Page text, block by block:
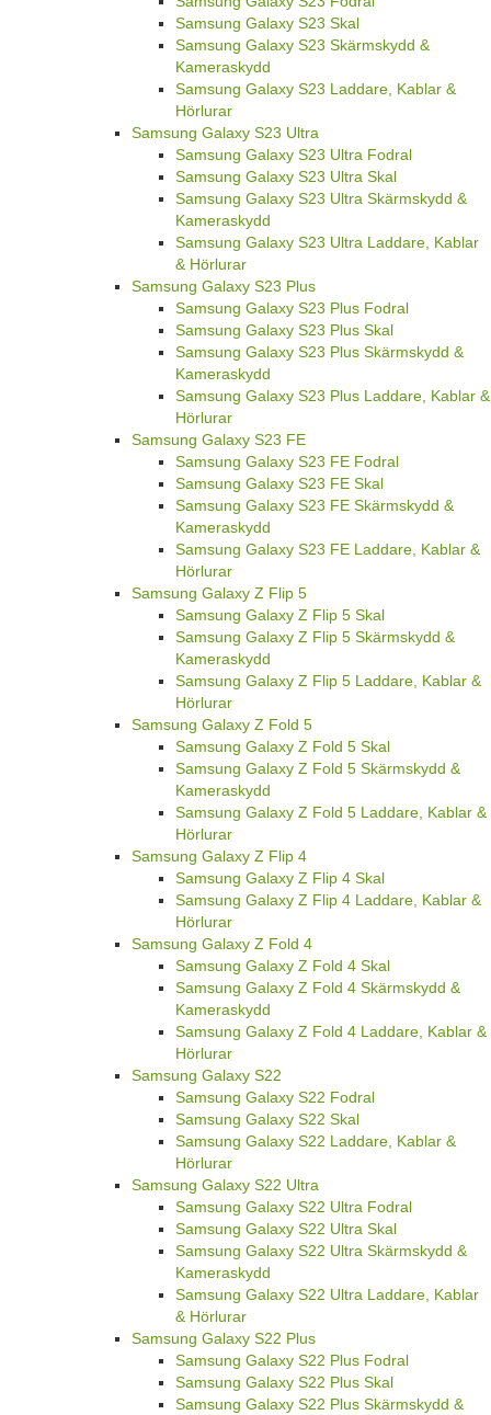
Samsung Galaxy S23 Skal
Samsung Galaxy S23 Skärmskydd &
Kameraskydd
Samsung Galaxy S23 Laddare, Kablar &
Hörlurar
Samsung Galaxy S23 Ultra
Samsung Galaxy S23 Ultra Fodral
Samsung Galaxy S23 Ultra Skal
Samsung Galaxy S23 Ultra Skärmskydd &
Kameraskydd
Samsung Galaxy S23 Ultra Laddare, Kablar
& Hörlurar
Samsung Galaxy S23 Plus
Samsung Galaxy S23 Plus Fodral
Samsung Galaxy S23 Plus Skal
Samsung Galaxy S23 Plus Skärmskydd &
Kameraskydd
Samsung Galaxy S23 Plus Laddare, Kablar &
Hörlurar
Samsung Galaxy S23 FE
Samsung Galaxy S23 FE Fodral
Samsung Galaxy S23 FE Skal
Samsung Galaxy S23 FE Skärmskydd &
Kameraskydd
Samsung Galaxy S23 FE Laddare, Kablar &
Hörlurar
Samsung Galaxy Z Flip 5
Samsung Galaxy Z Flip 5 Skal
Samsung Galaxy Z Flip 5 Skärmskydd &
Kameraskydd
Samsung Galaxy Z Flip 5 Laddare, Kablar &
Hörlurar
Samsung Galaxy Z Fold 5
Samsung Galaxy Z Fold 5 Skal
Samsung Galaxy Z Fold 5 Skärmskydd &
Kameraskydd
Samsung Galaxy Z Fold 5 Laddare, Kablar &
Hörlurar
Samsung Galaxy Z Flip 4
Samsung Galaxy Z Flip 4 Skal
Samsung Galaxy Z Flip 4 Laddare, Kablar &
Hörlurar
Samsung Galaxy Z Fold 4
Samsung Galaxy Z Fold 4 Skal
Samsung Galaxy Z Fold 4 Skärmskydd &
Kameraskydd
Samsung Galaxy Z Fold 4 Laddare, Kablar &
Hörlurar
Samsung Galaxy S22
Samsung Galaxy S22 Fodral
Samsung Galaxy S22 Skal
Samsung Galaxy S22 Laddare, Kablar &
Hörlurar
Samsung Galaxy S22 Ultra
Samsung Galaxy S22 Ultra Fodral
Samsung Galaxy S22 Ultra Skal
Samsung Galaxy S22 Ultra Skärmskydd &
Kameraskydd
Samsung Galaxy S22 Ultra Laddare, Kablar
& Hörlurar
Samsung Galaxy S22 Plus
Samsung Galaxy S22 Plus Fodral
Samsung Galaxy S22 Plus Skal
Samsung Galaxy S22 Plus Skärmskydd &